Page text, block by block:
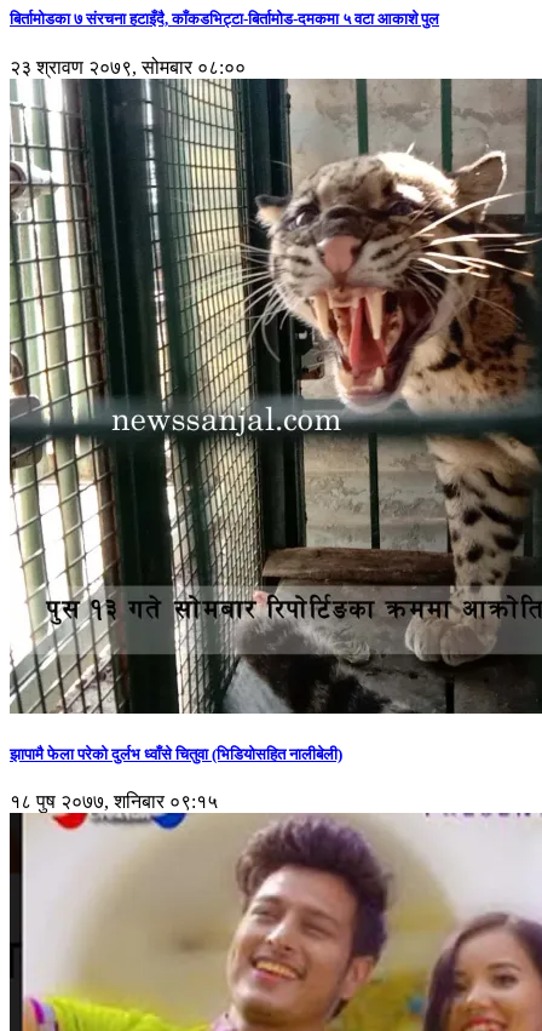
बिर्तामोडका ७ संरचना हटाइँदै, काँकडभिट्टा-बिर्तामोड-दमकमा ५ वटा आकाशे पुल
२३ श्रावण २०७९, सोमबार ०८:००
झापामै फेला परेको दुर्लभ ध्वाँसे चितुवा (भिडियोसहित नालीबेली)
१८ पुष २०७७, शनिबार ०९:१५